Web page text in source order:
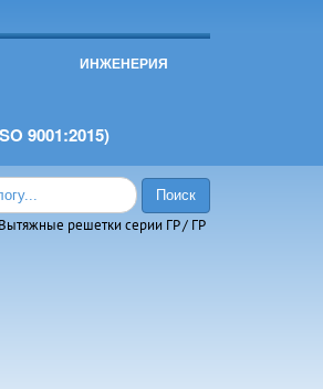
ИНЖЕНЕРИЯ
9001:2015)
Вытяжные решетки серии ГР/ ГР